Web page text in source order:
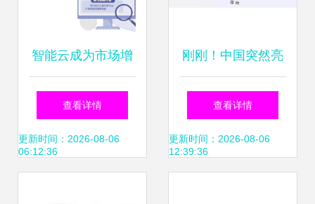
智能云成为市场增
长新动能，推动软
件开发展开新篇章
查看详情
更新时间：2026-08-06
06:12:36
刚刚！中国突然亮
剑，大数据服务领
域的未来十年将称
查看详情
更新时间：2026-08-06
12:39:36